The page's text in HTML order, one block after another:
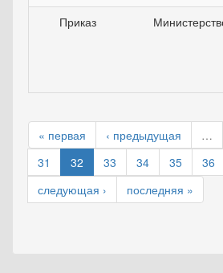
Приказ
« первая ‹ предыдущая …
31
32 33 34 35 36
следующая ›
последняя »